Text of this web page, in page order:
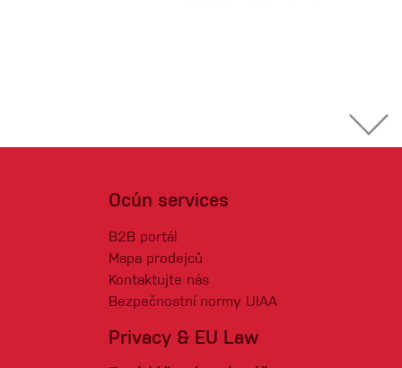
Ocún services
B2B portál
Mapa prodejců
Kontaktujte nás
Bezpečnostní normy UIAA
Privacy & EU Law